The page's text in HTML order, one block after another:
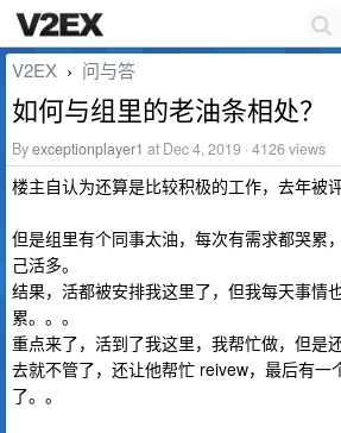
V2EX › 问与答
如何与组里的老油条相处？
Byexceptionplayer1 at Dec 4, 2019 · 4126 views
楼主自认为还算是比较积极的工作，去年被
但是组里有个同事太油，每次有需求都哭累
己活多。
结果，活都被安排我这里了，但我每天事情
累。。。
重点来了，活到了我这里，我帮忙做，但是
去就不管了，还让他帮忙 reivew，最后有一
了。。